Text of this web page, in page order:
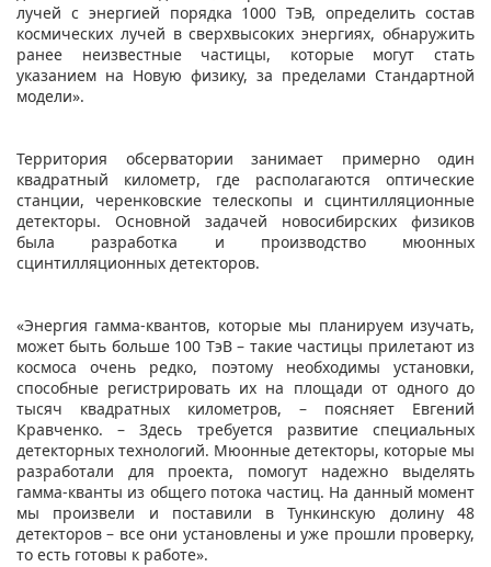
лучей с энергией порядка 1000 ТэВ, определить состав
космических лучей в сверхвысоких энергиях, обнаружить
ранее неизвестные частицы, которые могут стать
указанием на Новую физику, за пределами Стандартной
модели».
Территория обсерватории занимает примерно один
квадратный километр, где располагаются оптические
станции, черенковские телескопы и сцинтилляционные
детекторы. Основной задачей новосибирских физиков
была разработка и производство мюонных
сцинтилляционных детекторов.
«Энергия гамма-квантов, которые мы планируем изучать,
может быть больше 100 ТэВ – такие частицы прилетают из
космоса очень редко, поэтому необходимы установки,
способные регистрировать их на площади от одного до
тысяч квадратных километров, – поясняет Евгений
Кравченко. – Здесь требуется развитие специальных
детекторных технологий. Мюонные детекторы, которые мы
разработали для проекта, помогут надежно выделять
гамма-кванты из общего потока частиц. На данный момент
мы произвели и поставили в Тункинскую долину 48
детекторов – все они установлены и уже прошли проверку,
то есть готовы к работе».